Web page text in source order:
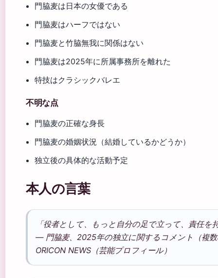
門脇麦は日本の女優である
門脇麦はハーフではない
門脇麦と竹脇無我に関係はない
門脇麦は2025年に所属事務所を離れた
特技はクラシックバレエ
不明な点
門脇麦の正確な身長
門脇麦の婚姻状況（結婚しているかどうか）
独立後の具体的な活動予定
本人の言葉
「役者として、もっと自分の足で立って、責任
— 門脇麦、2025年の独立に関するコメント（複
ORICON NEWS（芸能プロフィール）